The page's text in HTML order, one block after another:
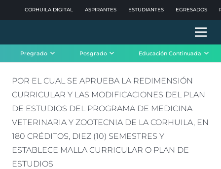
CORHUILA DIGITAL ASPIRANTES ESTUDIANTES EGRESADOS
Pregrado Posgrado Educación Continuada
POR EL CUAL SE APRUEBA LA REDIMENSIÓN
CURRICULAR Y LAS MODIFICACIONES DEL PLAN
DE ESTUDIOS DEL PROGRAMA DE MEDICINA
VETERINARIA Y ZOOTECNIA DE LA CORHUILA, EN
180 CRÉDITOS, DIEZ (10) SEMESTRES Y
ESTABLECE MALLA CURRICULAR O PLAN DE
ESTUDIOS